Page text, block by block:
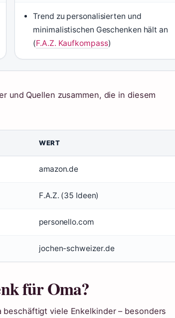
Trend zu personalisierten und
minimalistischen Geschenken hält an
(F.A.Z. Kaufkompass)
und Quellen zusammen, die in diesem
WERT
amazon.de
F.A.Z. (35 Ideen)
personello.com
jochen-schweizer.de
für Oma?
viele Enkelkinder – besonders